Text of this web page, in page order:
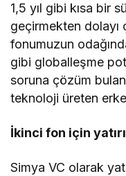
1,5 yıl gibi kısa bir
geçirmekten
fonumuzun
gibi globalleşme
soruna çözüm
teknoloji üreten
İkinci fon için
Simya VC olarak